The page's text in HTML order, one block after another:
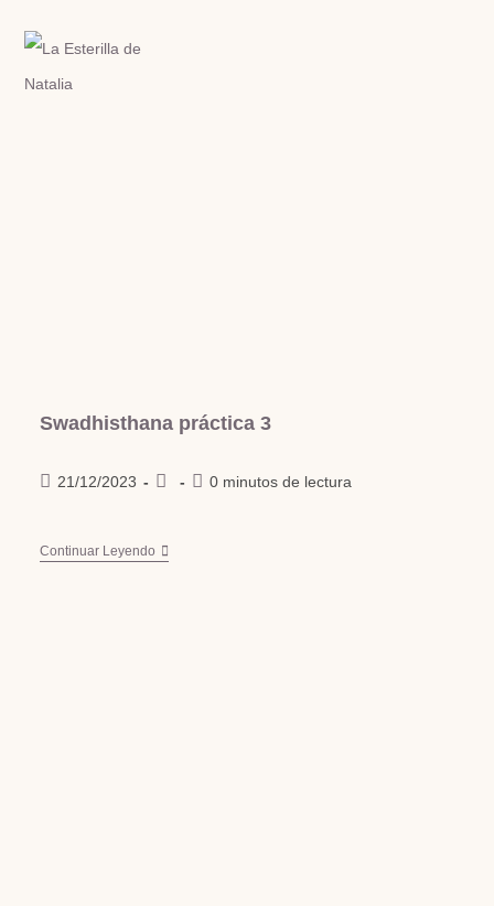
Swadhisthana práctica 3
21/12/2023 0 minutos de lectura
Continuar Leyendo